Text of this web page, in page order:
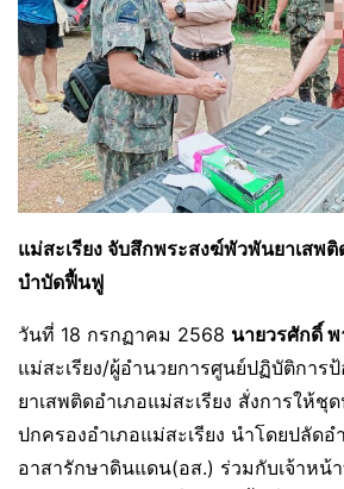
แม่สะเรียง จับสึกพระสงฆ์พัวพันยาเสพ
บำบัดฟื้นฟู
วันที่ 18 กรกฏาคม 2568 นายวรศักดิ์
แม่สะเรียง/ผู้อำนวยการศูนย์ปฏิบัติการ
ยาเสพติดอำเภอแม่สะเรียง สั่งการให้ชุ
ปกครองอำเภอแม่สะเรียง นำโดยปลัด
อาสารักษาดินแดน(อส.) ร่วมกับเจ้าหน้